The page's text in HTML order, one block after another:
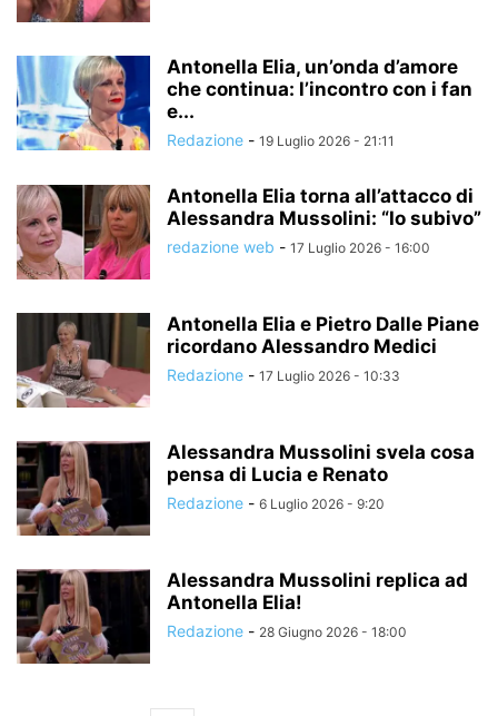
Antonella Elia, un’onda d’amore
che continua: l’incontro con i fan
e...
Redazione - 19 Luglio 2026 - 21:11
Antonella Elia torna all’attacco di
Alessandra Mussolini: “Io subivo”
redazione web - 17 Luglio 2026 - 16:00
Antonella Elia e Pietro Dalle Piane
ricordano Alessandro Medici
Redazione - 17 Luglio 2026 - 10:33
Alessandra Mussolini svela cosa
pensa di Lucia e Renato
Redazione - 6 Luglio 2026 - 9:20
Alessandra Mussolini replica ad
Antonella Elia!
Redazione - 28 Giugno 2026 - 18:00